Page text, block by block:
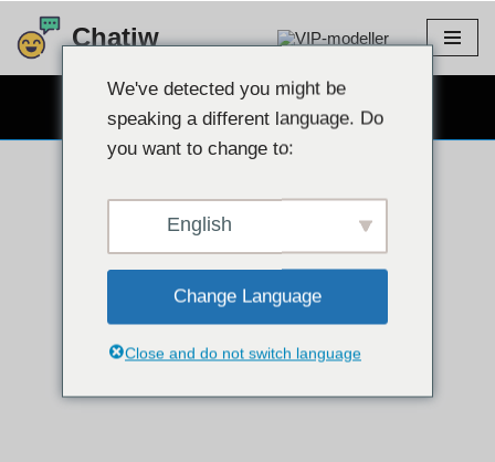
Hoppa
Chatiw VIP-modeller
GRATIS WEBCAM CHATT
We've detected you might be
speaking a different language. Do
you want to change to:
English
Change Language
Close and do not switch language